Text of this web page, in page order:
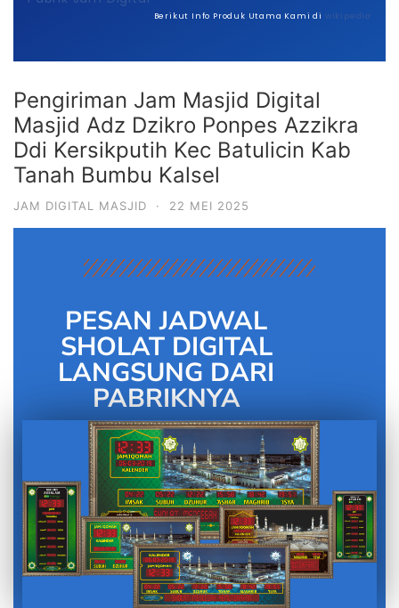
Berikut Info Produk Utama Kami di wikipedia
Pengiriman Jam Masjid Digital
Masjid Adz Dzikro Ponpes Azzikra
Ddi Kersikputih Kec Batulicin Kab
Tanah Bumbu Kalsel
JAM DIGITAL MASJID · 22 MEI 2025
PESAN JADWAL
SHOLAT DIGITAL
LANGSUNG DARI
PABRIKNYA